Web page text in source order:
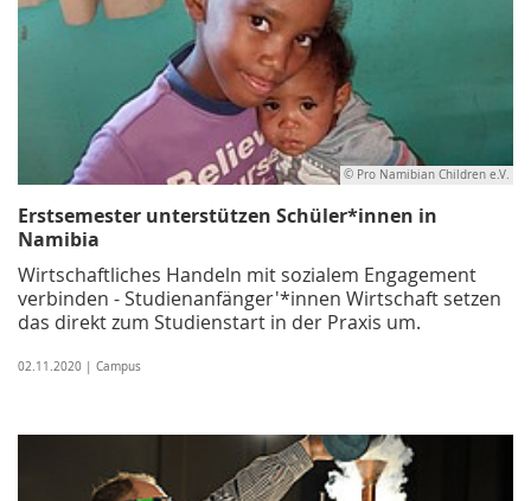
© Pro Namibian Children e.V.
Erstsemester unterstützen Schüler*innen in
Namibia
Wirtschaftliches Handeln mit sozialem Engagement
verbinden - Studienanfänger'*innen Wirtschaft setzen
das direkt zum Studienstart in der Praxis um.
02.11.2020 | Campus